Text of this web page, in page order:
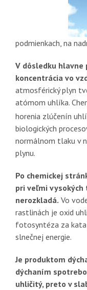
podmienkach, na
V dôsledku
koncentrácia vo
atmosférický plyn
atómom uhlíka.
horenia zlúčenín
biologických
normálnom tlaku v
plynu.
Po chemickej
pri veľmi vysokých
nerozkladá. Vo
rastlinách je oxid
fotosyntéza za
slnečnej energie.
Je produktom
dýchaním
uhličitý, preto v